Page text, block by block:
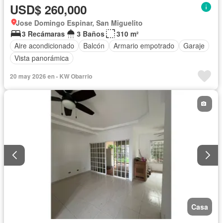
USD$ 260,000
Jose Domingo Espinar, San Miguelito
3 Recámaras
3 Baños
310 m²
Aire acondicionado
Balcón Armario empotrado
Garaje
Vista panorámica
20 may 2026 en - KW Obarrio
Casa